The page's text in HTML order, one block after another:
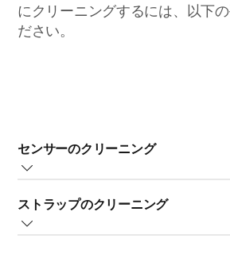
にクリーニングするには、以下
ださい。
センサーのクリーニング
い。センサーを水に浸したり、水洗いし
い。研磨剤入り洗浄剤や（刺激性の）液
ストラップのクリーニング